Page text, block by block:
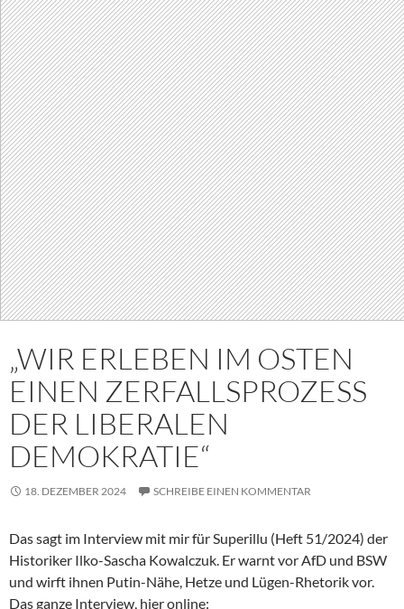
„WIR ERLEBEN IM OSTEN
EINEN ZERFALLSPROZESS
DER LIBERALEN
DEMOKRATIE“
18. DEZEMBER 2024 SCHREIBE EINEN KOMMENTAR
Das sagt im Interview mit mir für Superillu (Heft 51/2024) der
Historiker Ilko-Sascha Kowalczuk. Er warnt vor AfD und BSW
und wirft ihnen Putin-Nähe, Hetze und Lügen-Rhetorik vor.
Das ganze Interview, hier online: